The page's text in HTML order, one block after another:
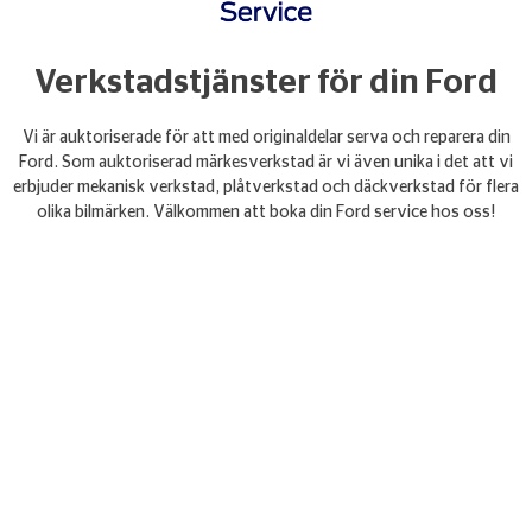
Verkstadstjänster för din Ford
Vi är auktoriserade för att med originaldelar serva och reparera din
Ford. Som auktoriserad märkesverkstad är vi även unika i det att vi
erbjuder mekanisk verkstad, plåtverkstad och däckverkstad för flera
olika bilmärken. Välkommen att boka din Ford service hos oss!